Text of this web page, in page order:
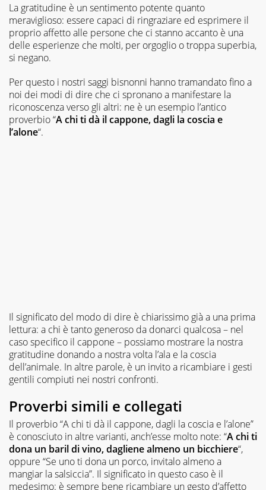
La gratitudine è un sentimento potente quanto
meraviglioso: essere capaci di ringraziare ed esprimere il
proprio affetto alle persone che ci stanno accanto è una
delle esperienze che molti, per orgoglio o troppa superbia,
si negano.
Per questo i nostri saggi bisnonni hanno tramandato fino a
noi dei modi di dire che ci spronano a manifestare la
riconoscenza verso gli altri: ne è un esempio l’antico
proverbio “A chi ti dà il cappone, dagli la coscia e
l’alone“.
Il significato del modo di dire è chiarissimo già a una prima
lettura: a chi è tanto generoso da donarci qualcosa – nel
caso specifico il cappone – possiamo mostrare la nostra
gratitudine donando a nostra volta l’ala e la coscia
dell’animale. In altre parole, è un invito a ricambiare i gesti
gentili compiuti nei nostri confronti.
Proverbi simili e collegati
Il proverbio “A chi ti dà il cappone, dagli la coscia e l’alone”
è conosciuto in altre varianti, anch’esse molto note: “A chi ti
dona un baril di vino, dagliene almeno un bicchiere“,
oppure “Se uno ti dona un porco, invitalo almeno a
mangiar la salsiccia”. Il significato in questo caso è il
medesimo: è sempre bene ricambiare un gesto d’affetto